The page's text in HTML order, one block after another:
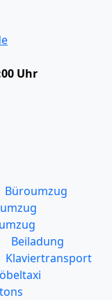
Uhr
Büroumzug
Beiladung
Klaviertransport